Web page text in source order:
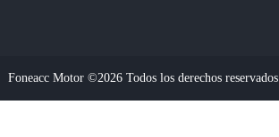
Foneacc Motor ©2026 Todos los derechos reservados.